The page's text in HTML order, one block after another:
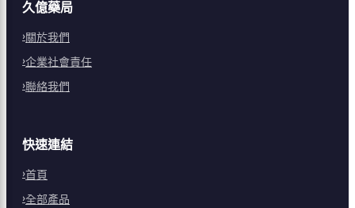
久億藥局
關於我們
企業社會責任
聯絡我們
快速連結
首頁
全部產品